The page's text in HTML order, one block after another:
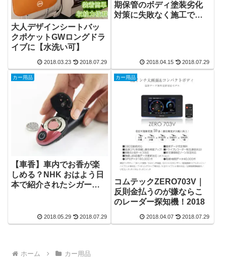
大人デザインシートバッ
クポケットGWロングドラ
イブに【水洗い可】
2018.03.23 2018.07.29
期保管のボディ塗装劣化
対策に失敗なく施工でき
2018.04.15 2018.07.29
カー用品
【車香】車内でお香が楽
しめる？NHK おはよう日
本で紹介されたシガーソ
2018.05.29 2018.07.29
カー用品
コムテックZERO703V｜
反則金払うのが嫌ならこ
のレーダー探知機！2018
2018.04.07 2018.07.29
ホーム カー用品